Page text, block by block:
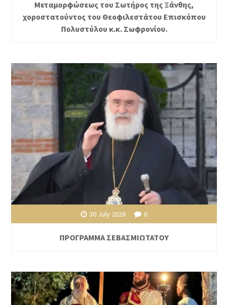
Μεταμορφώσεως του Σωτήρος της Ξάνθης,
χοροστατούντος του Θεοφιλεστάτου Επισκόπου
Πολυστύλου κ.κ. Σωφρονίου.
30 July 2026 0
ΠΡΟΓΡΑΜΜΑ ΣΕΒΑΣΜΙΩΤΑΤΟΥ